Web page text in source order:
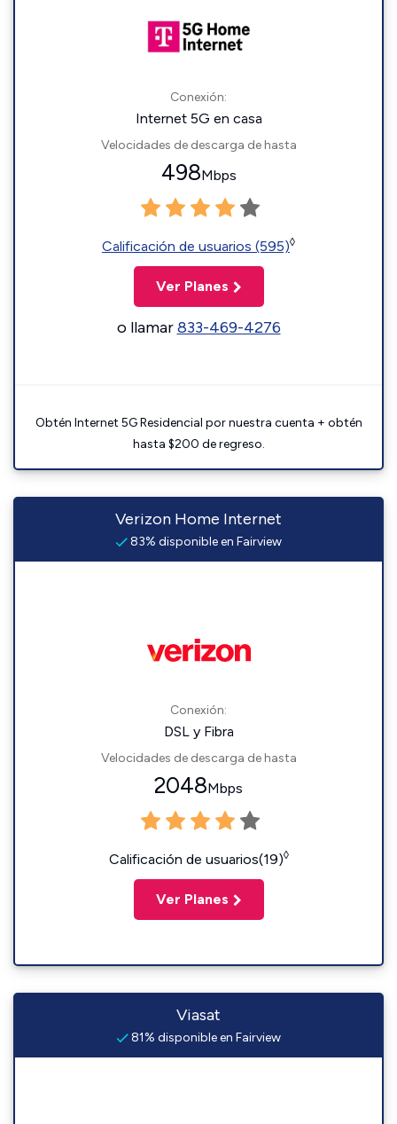
Conexión:
Internet 5G en casa
Velocidades de descarga de hasta
498Mbps
Calificación de usuarios (595)◊
Ver Planes
o llamar833-469-4276
Obtén Internet 5G Residencial por nuestra cuenta + obtén
hasta $200 de regreso.
Verizon Home Internet
83% disponible en Fairview
Conexión:
DSL y Fibra
Velocidades de descarga de hasta
2048Mbps
Calificación de usuarios(19)◊
Ver Planes
Viasat
81% disponible en Fairview